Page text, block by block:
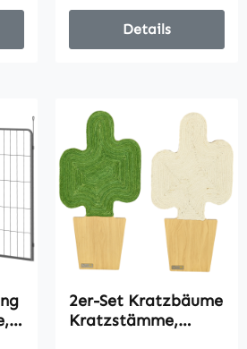
Details
2er-Set Kratzbäume
Kratzstämme,